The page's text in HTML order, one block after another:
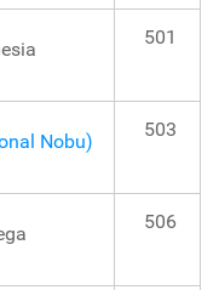
501
Nobu)
503
506